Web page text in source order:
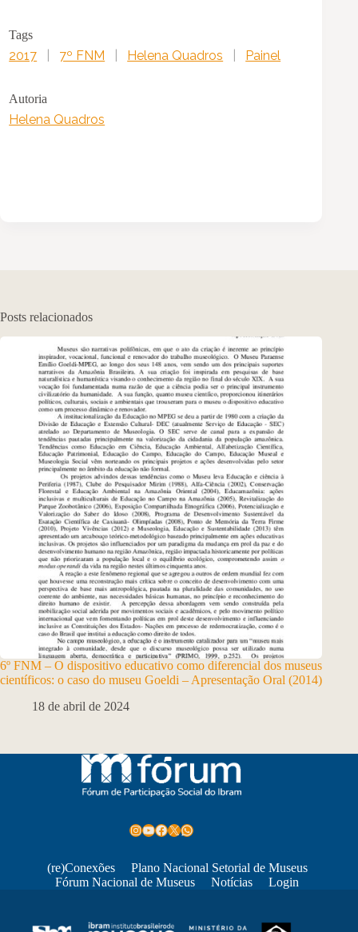
Tags
2017 7º FNM Helena Quadros Painel
Autoria
Helena Quadros
Posts relacionados
6º FNM – O dispositivo educativo como diferencial dos museus
científicos: o caso do museu Goeldi – Apresentação Oral (2014)
18 de abril de 2024
Instagram
Youtube
Facebook
X WhatsApp
(re)Conexões
Plano Nacional Setorial de Museus
Fórum Nacional de Museus
Notícias Login